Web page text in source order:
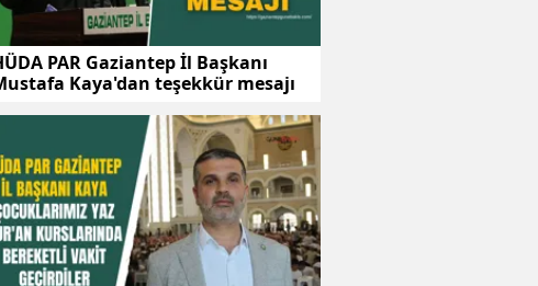
PAR Gaziantep İl Başkanı
Kaya'dan teşekkür mesajı